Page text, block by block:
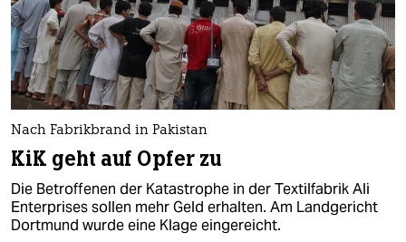
Nach Fabrikbrand in Pakistan
KiK geht auf Opfer zu
Die Betroffenen der Katastrophe in der Textilfabrik Ali
Enterprises sollen mehr Geld erhalten. Am Landgericht
Dortmund wurde eine Klage eingereicht.